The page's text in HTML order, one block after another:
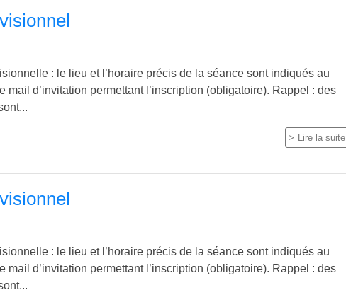
: le lieu et l’horaire précis de la séance sont indiqués au
mail d’invitation permettant l’inscription (obligatoire). Rappel : des
Lire la suite
: le lieu et l’horaire précis de la séance sont indiqués au
mail d’invitation permettant l’inscription (obligatoire). Rappel : des